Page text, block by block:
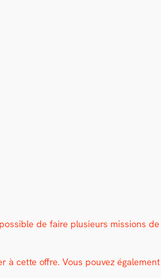
de faire plusieurs mis­sions
à cette offre. Vous pou­vez